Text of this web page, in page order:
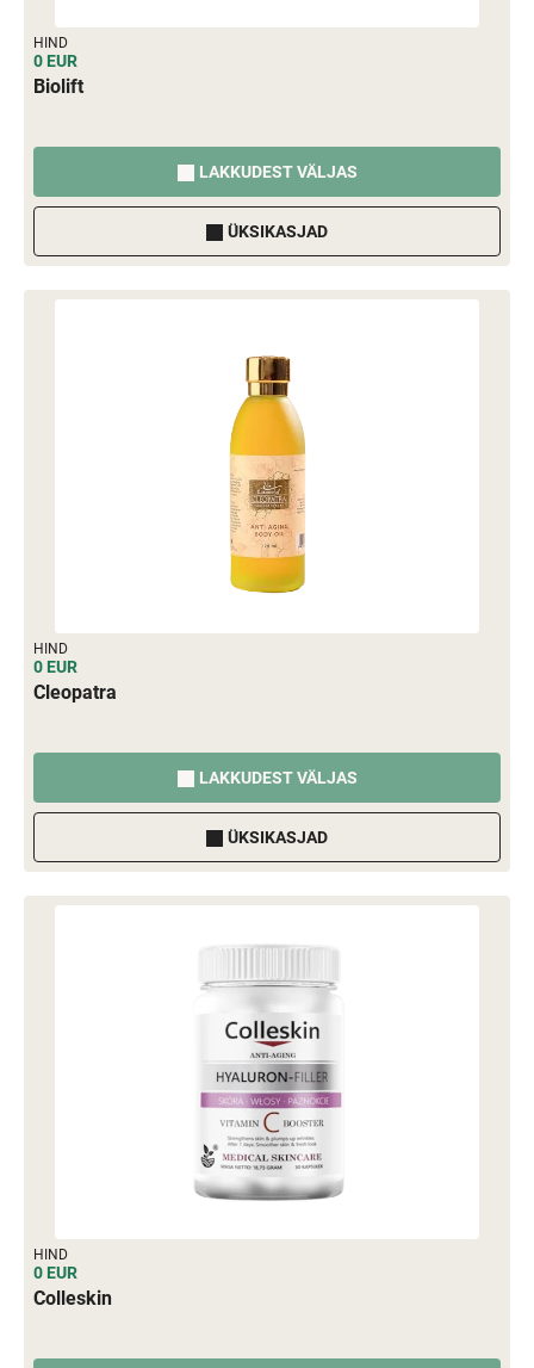
HIND
0 EUR
Biolift
LAKKUDEST VÄLJAS
ÜKSIKASJAD
HIND
0 EUR
Cleopatra
LAKKUDEST VÄLJAS
ÜKSIKASJAD
HIND
0 EUR
Colleskin